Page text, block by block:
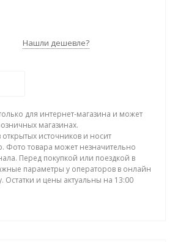
Нашли дешевле?
для интернет-магазина и может
магазинах.
источников и носит
Фото товара может незначительно
Перед покупкой или поездкой в
параметры у операторов в онлайн
Остатки и цены актуальны на 13:00